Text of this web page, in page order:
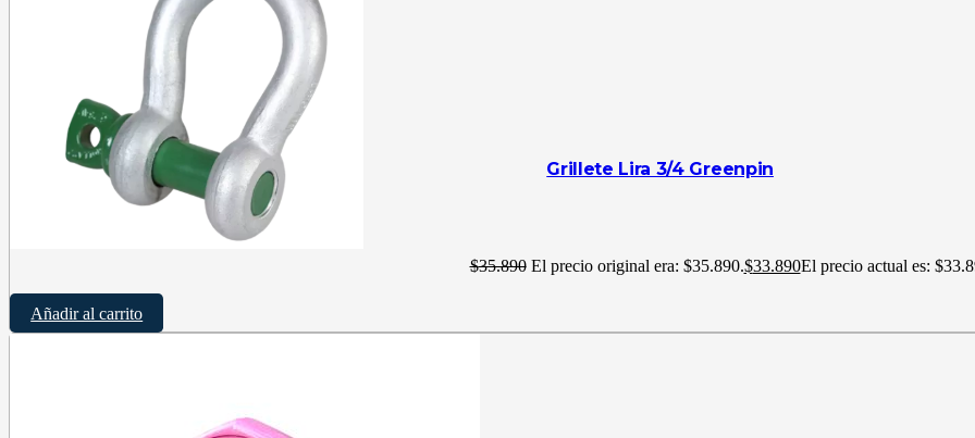
Grillete Lira 3/4 Greenpin
$35.890 El precio original era: $35.890.$33.890El precio actual es:
Añadir al carrito